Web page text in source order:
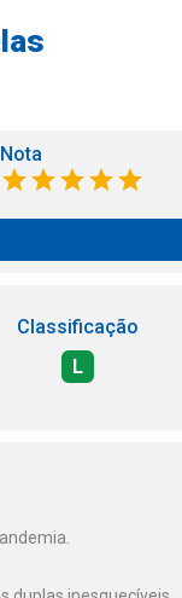
Nota
Classificação
L